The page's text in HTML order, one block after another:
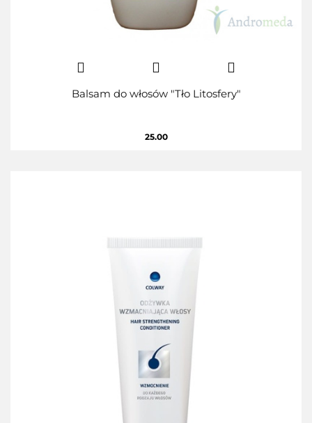
Balsam do włosów "Tło Litosfery"
25.00